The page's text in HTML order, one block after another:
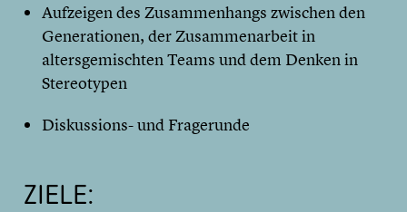
Aufzeigen des Zusammenhangs zwischen den
Generationen, der Zusammenarbeit in
altersgemischten Teams und dem Denken in
Stereotypen
Diskussions- und Fragerunde
ZIELE: